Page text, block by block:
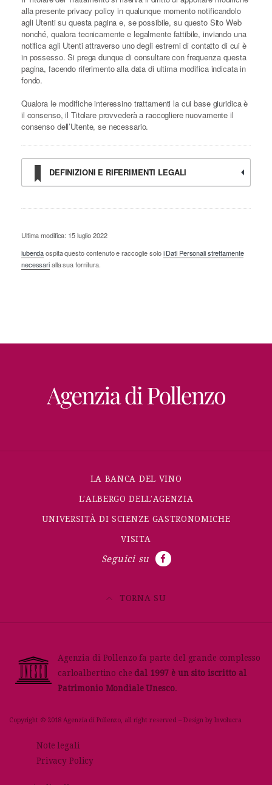
alla presente privacy policy in qualunque momento notificandolo
agli Utenti su questa pagina e, se possibile, su questo Sito Web
nonché, qualora tecnicamente e legalmente fattibile, inviando una
notifica agli Utenti attraverso uno degli estremi di contatto di cui è
in possesso. Si prega dunque di consultare con frequenza questa
pagina, facendo riferimento alla data di ultima modifica indicata in
fondo.
Qualora le modifiche interessino trattamenti la cui base giuridica è
il consenso, il Titolare provvederà a raccogliere nuovamente il
consenso dell’Utente, se necessario.
DEFINIZIONI E RIFERIMENTI LEGALI
Ultima modifica: 15 luglio 2022
iubendaospita questo contenuto e raccoglie soloi Dati Personali strettamente
necessarialla sua fornitura.
LA BANCA DEL VINO
L’ALBERGO DELL’AGENZIA
UNIVERSITÀ DI SCIENZE GASTRONOMICHE
VISITA
Seguici su
TORNA SU
Agenzia di Pollenzo fa parte del grande complesso
carloalbertino che dal 1997 è un sito iscritto al
Patrimonio Mondiale Unesco.
Copyright © 2018 Agenzia di Pollenzo, all right reserved – Design by Involucra
Note legali
Privacy Policy